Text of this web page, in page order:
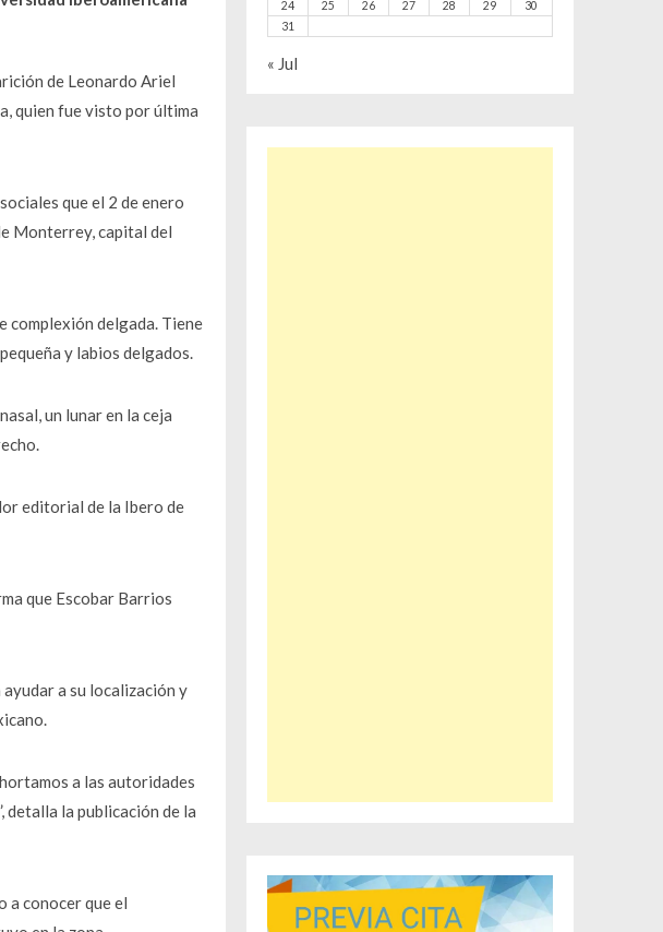
de Leonardo Ariel
quien fue visto por última
que el 2 de enero
Monterrey, capital del
complexión delgada. Tiene
y labios delgados.
un lunar en la ceja
editorial de la Ibero de
que Escobar Barrios
a su localización y
a las autoridades
detalla la publicación de la
a conocer que el
24
25 26 27 28 29
30
31
« Jul